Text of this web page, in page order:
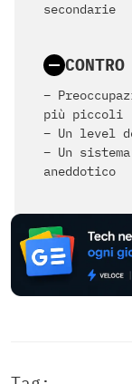
secondarie
CONTRO
–
più piccoli
– Un level
– Un
aneddotico